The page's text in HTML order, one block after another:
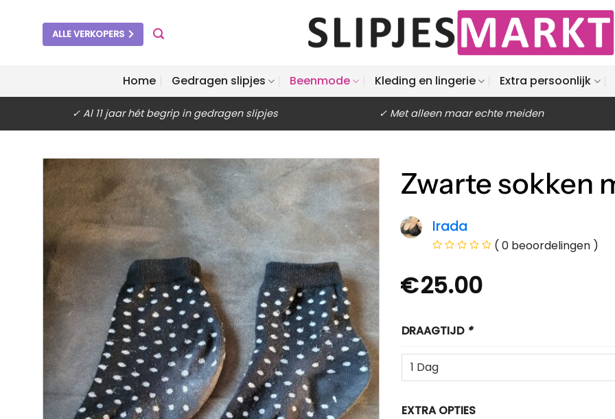
ALLE VERKOPERS
Home Gedragen slipjes Beenmode Kleding en lingerie Extra persoonlijk
✓ Al 11 jaar hét begrip in gedragen slipjes ✓ Met alleen maar echte meiden
Zwarte sokken
Irada
( 0 beoordelingen )
€25.00
DRAAGTIJD *
EXTRA OPTIES